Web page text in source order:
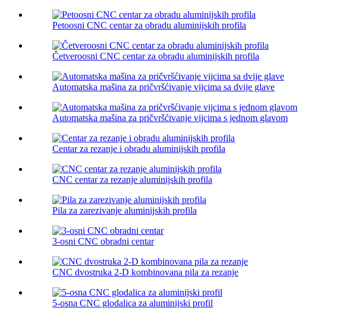
Petoosni CNC centar za obradu aluminijskih profila
Četveroosni CNC centar za obradu aluminijskih profila
Automatska mašina za pričvršćivanje vijcima sa dvije glave
Automatska mašina za pričvršćivanje vijcima s jednom glavom
Centar za rezanje i obradu aluminijskih profila
CNC centar za rezanje aluminijskih profila
Pila za zarezivanje aluminijskih profila
3-osni CNC obradni centar
CNC dvostruka 2-D kombinovana pila za rezanje
5-osna CNC glodalica za aluminijski profil